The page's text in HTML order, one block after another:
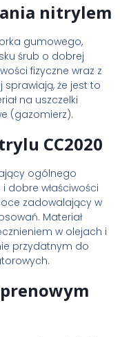
nitrylem
gumowego,
śrub o dobrej
fizyczne wraz z
że jest to
na uszczelki
(gazomierz).
CC2020
ogólnego
dobre właściwości
zadowalający w
Materiał
w olejach i
przydatnym do